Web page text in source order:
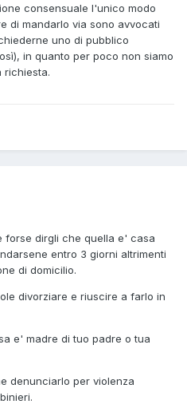
consensuale l'unico modo
di mandarlo via sono avvocati
uno di pubblico
in quanto per poco non siamo
richiesta.
forse dirgli che quella e' casa
entro 3 giorni altrimenti
di domicilio.
divorziare e riuscire a farlo in
e' madre di tuo padre o tua
denunciarlo per violenza